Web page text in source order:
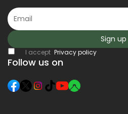
Sign up
I accept Privacy policy
Follow us on